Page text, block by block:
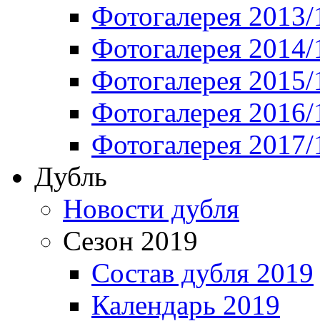
Фотогалерея
Фотогалерея
Фотогалерея
Фотогалерея
Фотогалерея
Дубль
Новости дубля
Сезон 2019
Состав дубля 2019
Календарь 2019